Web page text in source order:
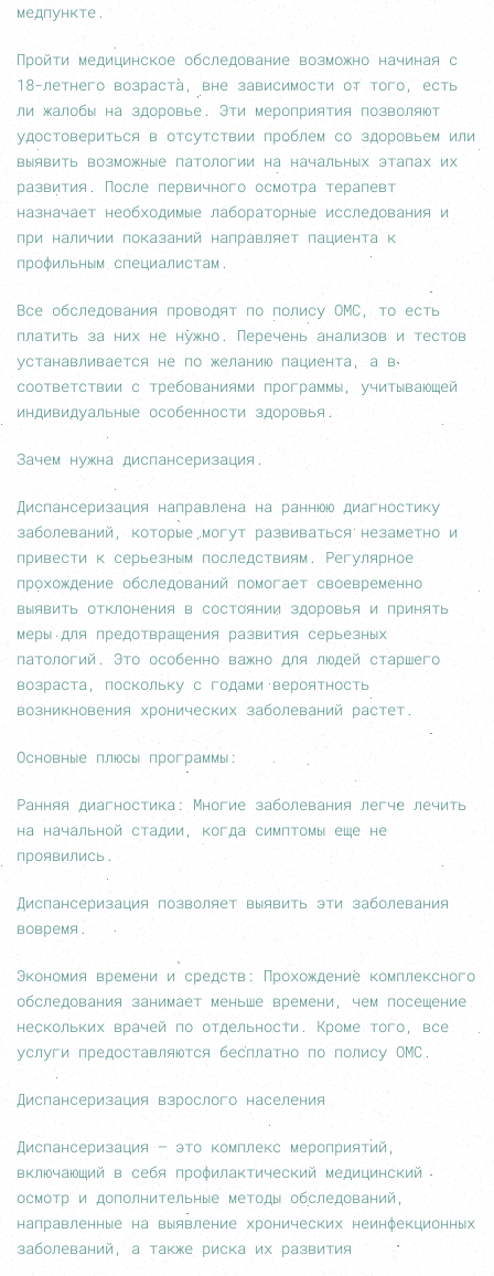
медпункте.
Пройти медицинское обследование возможно начиная с
18-летнего возраста, вне зависимости от того, есть
ли жалобы на здоровье. Эти мероприятия позволяют
удостовериться в отсутствии проблем со здоровьем или
выявить возможные патологии на начальных этапах их
развития. После первичного осмотра терапевт
назначает необходимые лабораторные исследования и
при наличии показаний направляет пациента к
профильным специалистам.
Все обследования проводят по полису ОМС, то есть
платить за них не нужно. Перечень анализов и тестов
устанавливается не по желанию пациента, а в
соответствии с требованиями программы, учитывающей
индивидуальные особенности здоровья.
Зачем нужна диспансеризация.
Диспансеризация направлена на раннюю диагностику
заболеваний, которые могут развиваться незаметно и
привести к серьезным последствиям. Регулярное
прохождение обследований помогает своевременно
выявить отклонения в состоянии здоровья и принять
меры для предотвращения развития серьезных
патологий. Это особенно важно для людей старшего
возраста, поскольку с годами вероятность
возникновения хронических заболеваний растет.
Основные плюсы программы:
Ранняя диагностика: Многие заболевания легче лечить
на начальной стадии, когда симптомы еще не
проявились.
Диспансеризация позволяет выявить эти заболевания
вовремя.
Экономия времени и средств: Прохождение комплексного
обследования занимает меньше времени, чем посещение
нескольких врачей по отдельности. Кроме того, все
услуги предоставляются бесплатно по полису ОМС.
Диспансеризация взрослого населения
Диспансеризация — это комплекс мероприятий,
включающий в себя профилактический медицинский
осмотр и дополнительные методы обследований,
направленные на выявление хронических неинфекционных
заболеваний, а также риска их развития